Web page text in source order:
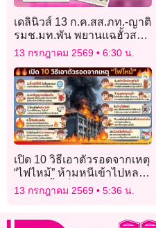
เดลินิวส์ 13 ก.ค.สส.ภท.-ญาติ
รมช.มท.พัน พยานแฉฮั้วสว.
พรรคส้มกางหลักฐานโชว์
13 กรกฎาคม 2569 6:30 น.
เปิด 10 วิธีเอาตัวรอดจากเหตุ
“ไฟไหม้” ห้ามหนีเข้าไปหลบ
ในห้องนํ้าเด็ดขาด
13 กรกฎาคม 2569 5:36 น.